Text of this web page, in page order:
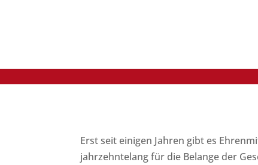
Erst seit einigen Jahren gibt es
jahrzehntelang für die Belange der